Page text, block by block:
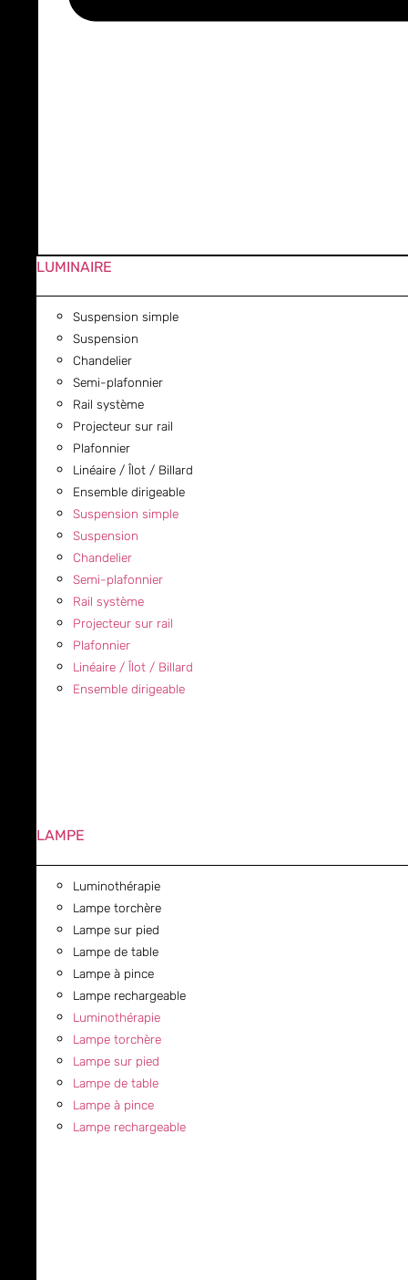
LUMINAIRE
Suspension simple
Suspension
Chandelier
Semi-plafonnier
Rail système
Projecteur sur rail
Plafonnier
Linéaire / Îlot / Billard
Ensemble dirigeable
Suspension simple
Suspension
Chandelier
Semi-plafonnier
Rail système
Projecteur sur rail
Plafonnier
Linéaire / Îlot / Billard
Ensemble dirigeable
LAMPE
Luminothérapie
Lampe torchère
Lampe sur pied
Lampe de table
Lampe à pince
Lampe rechargeable
Luminothérapie
Lampe torchère
Lampe sur pied
Lampe de table
Lampe à pince
Lampe rechargeable